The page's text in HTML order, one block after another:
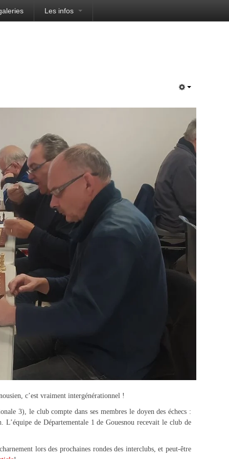
Les infos
c’est vraiment intergénérationnel !
3), le club compte dans ses membres le doyen des échecs :
de Départementale 1 de Gouesnou recevait le club de
lors des prochaines rondes des interclubs, et peut-être